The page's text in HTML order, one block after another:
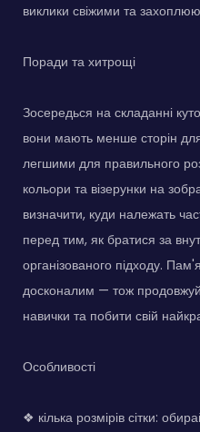
виклики свіжими та
Поради та хитрощі
Зосередься на складанні
вони мають менше сторін
легшими для правильного
кольори та візерунки на
визначити, куди належать
перед тим, як братися за
організованого підходу.
досконалим — тож
навички та побити свій
Особливості
❖ кілька розмірів сітки: